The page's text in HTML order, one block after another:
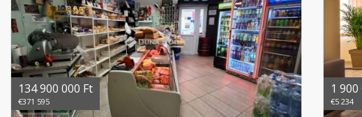
134 900 000 Ft
€371 595
1
€5 234